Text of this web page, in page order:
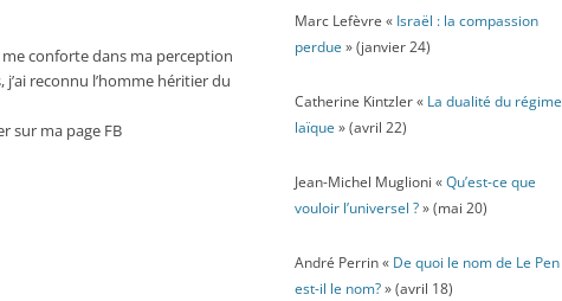
conforte dans ma perception
reconnu l’homme héritier du
sur ma page FB
Marc Lefèvre « Israël : la compassion
perdue » (janvier 24)
Catherine Kintzler « La dualité du régime
laïque » (avril 22)
Jean-Michel Muglioni «Qu’est-ce que
vouloir l’universel ?» (mai 20)
André Perrin « De quoi le nom de Le Pen
est-il le nom?» (avril 18)